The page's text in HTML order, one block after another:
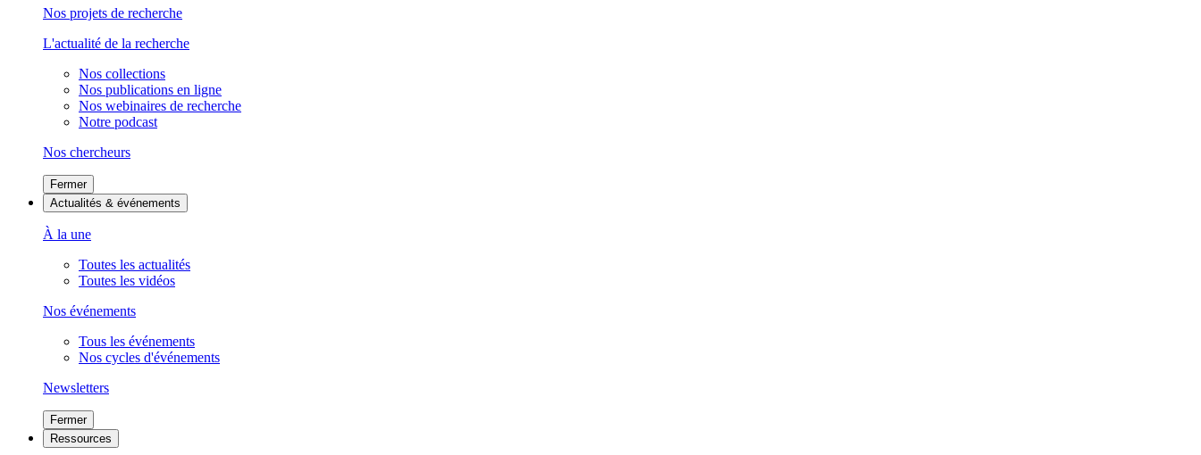
Nos projets de recherche
L'actualité de la recherche
Nos collections
Nos publications en ligne
Nos webinaires de recherche
Notre podcast
Nos chercheurs
Fermer
Actualités & événements
À la une
Toutes les actualités
Toutes les vidéos
Nos événements
Tous les événements
Nos cycles d'événements
Newsletters
Fermer
Ressources